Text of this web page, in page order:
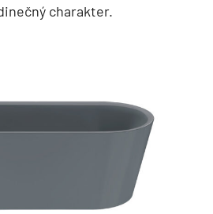
charakter.